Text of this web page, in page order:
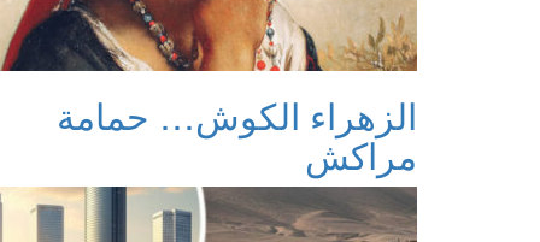
الزهراء الكوش… حمامة
مراكش